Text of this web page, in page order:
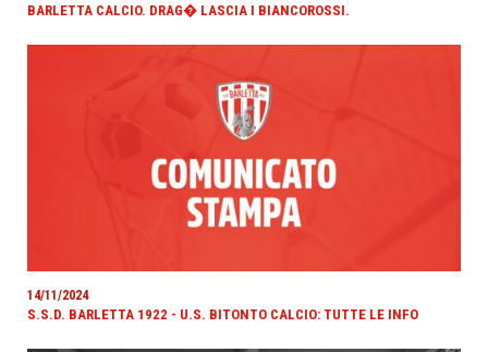
BARLETTA CALCIO. DRAG� LASCIA I BIANCOROSSI.
14/11/2024
S.S.D. BARLETTA 1922 - U.S. BITONTO CALCIO: TUTTE LE INFO